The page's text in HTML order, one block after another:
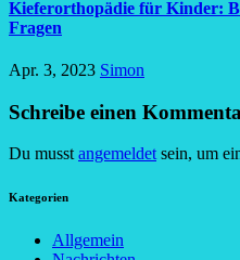
Kieferorthopädie für Kinder:
Fragen
Apr. 3, 2023 Simon
Schreibe einen
Du musstangemeldetsein, um
Kategorien
Allgemein